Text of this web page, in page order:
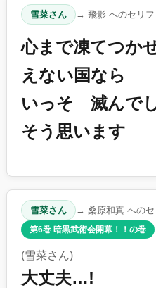
雪菜さん → 飛影 へのセリフ
心まで凍てつか
えない国なら
いっそ 滅んで
そう思います
雪菜さん → 桑原和真 へのセ
第6巻 暗黒武術会開幕！！の巻
(雪菜さん)
大丈夫…!